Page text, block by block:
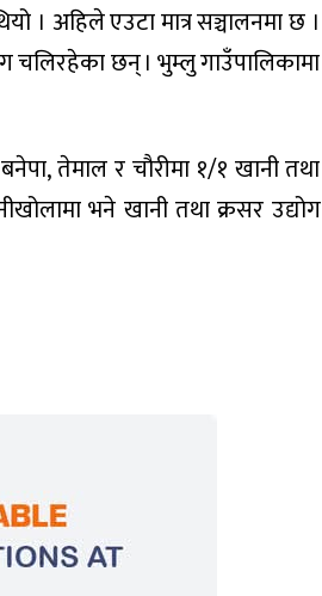
। अहिले एउटा मात्र सञ्चालनमा छ ।
चलिरहेका छन् । भुम्लु गाउँपालिकामा
तेमाल र चौरीमा १/१ खानी तथा
भने खानी तथा क्रसर उद्योग